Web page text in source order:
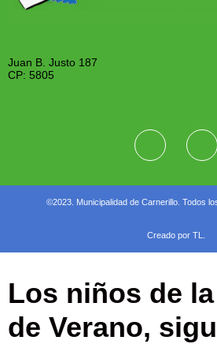
Juan B. Justo 187
CP: 5805
©2023. Municipalidad de Carnerillo. Todos
Creado por TL.
Los niños de
de Verano,